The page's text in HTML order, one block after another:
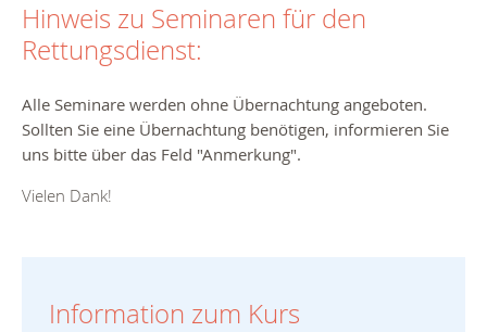
Hinweis zu Seminaren für den
Rettungsdienst:
Alle Seminare werden ohne Übernachtung angeboten.
Sollten Sie eine Übernachtung benötigen, informieren Sie
uns bitte über das Feld "Anmerkung".
Vielen Dank!
Information zum Kurs